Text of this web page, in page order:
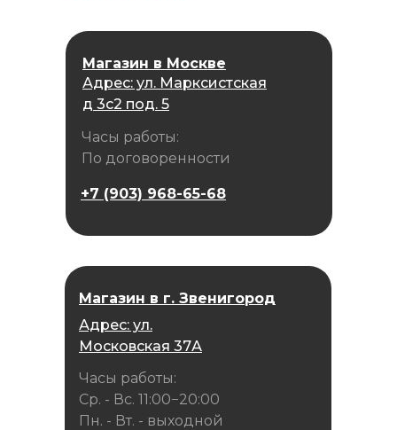
Магазин в Москве
Адрес: ул. Марксистская
д 3с2 под. 5
Часы работы:
По договоренности
Часы работы:
Ср. - Вс. 11:00−20:00
Пн. - Вт. - выходной
Магазин в г. Звенигород
Адрес: ул.
Московская 37А
+7 (903) 968-65-68